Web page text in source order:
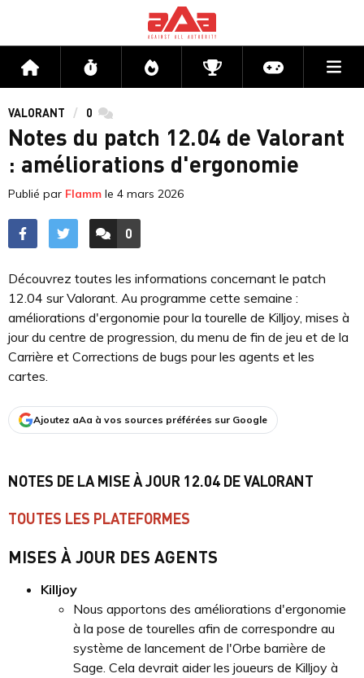
Accueil Flux Directs CompétitionsActu jeux
VALORANT 0 commentaires
Notes du patch 12.04 de Valorant
: améliorations d'ergonomie
Publié par Flamm le 4 mars 2026
ACCÉDER AUX
0
COMMENTAIRES
Découvrez toutes les informations concernant le patch
12.04 sur Valorant. Au programme cette semaine :
améliorations d'ergonomie pour la tourelle de Killjoy, mises à
jour du centre de progression, du menu de fin de jeu et de la
Carrière et Corrections de bugs pour les agents et les
cartes.
Ajoutez aAa à vos sources préférées sur Google
NOTES DE LA MISE À JOUR 12.04 DE VALORANT
TOUTES LES PLATEFORMES
MISES À JOUR DES AGENTS
Killjoy
Nous apportons des améliorations d'ergonomie
à la pose de tourelles afin de correspondre au
système de lancement de l'Orbe barrière de
Sage. Cela devrait aider les joueurs de Killjoy à